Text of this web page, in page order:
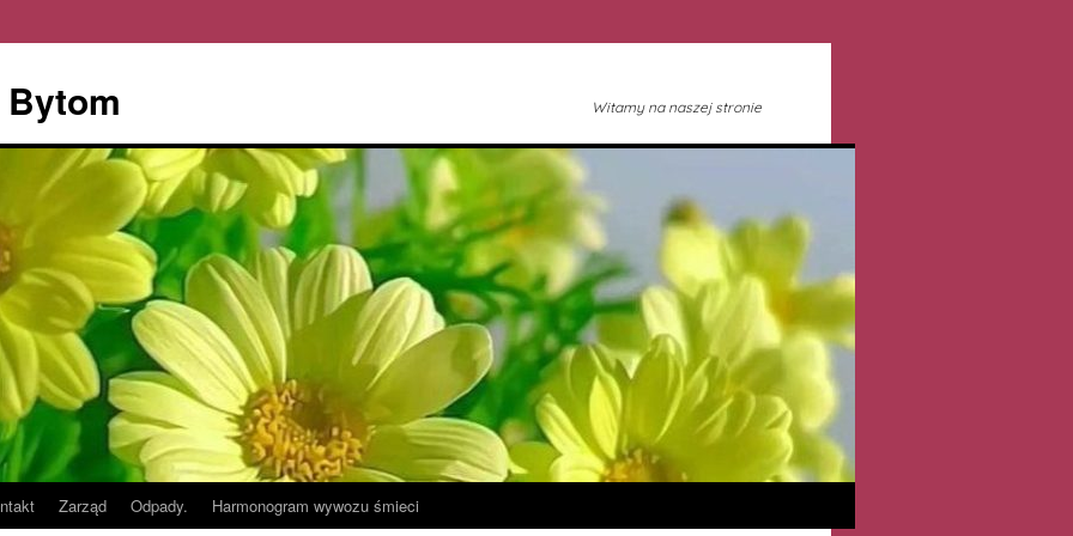
Witamy na naszej stronie
Zarząd Odpady. Harmonogram wywozu śmieci